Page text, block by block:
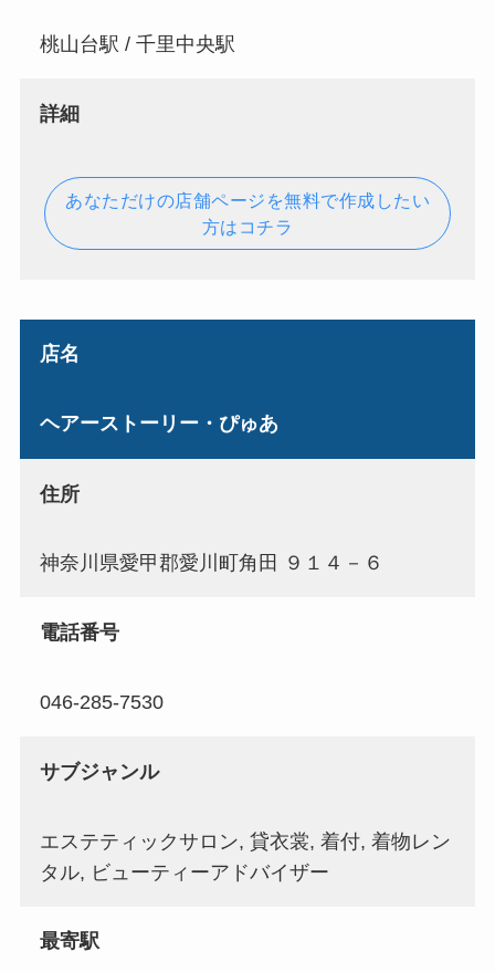
桃山台駅 / 千里中央駅
詳細
あなただけの店舗ページを無料で作成したい
方はコチラ
店名
ヘアーストーリー・ぴゅあ
住所
神奈川県愛甲郡愛川町角田 ９１４－６
電話番号
046-285-7530
サブジャンル
エステティックサロン, 貸衣裳, 着付, 着物レン
タル, ビューティーアドバイザー
最寄駅